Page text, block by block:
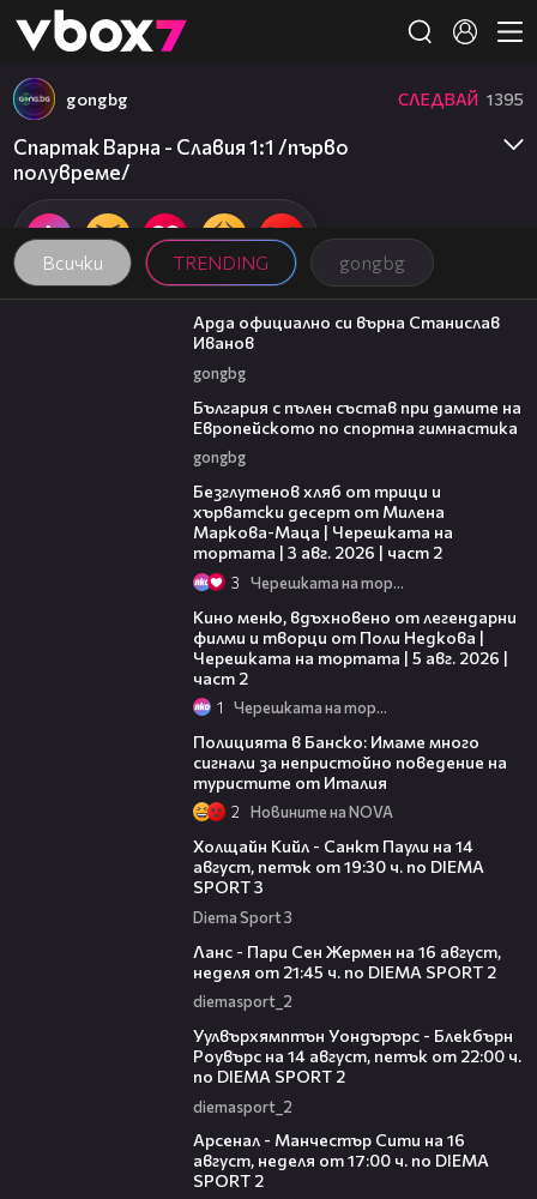
👾
Всички TRENDING gongbg
gongbg СЛЕДВАЙ 1395
Спартак Варна - Славия 1:1 /първо
полувреме/
00:19
Арда официално си върна Станислав
Иванов
gongbg
България с пълен състав при дамите на
Европейското по спортна гимнастика
gongbg
Безглутенов хляб от трици и
хърватски десерт от Милена
Маркова-Маца | Черешката на
тортата | 3 авг. 2026 | част 2
3 Черешката на тортата
Кино меню, вдъхновено от легендарни
филми и творци от Поли Недкова |
Черешката на тортата | 5 авг. 2026 |
част 2
1 Черешката на тортата
Полицията в Банско: Имаме много
сигнали за непристойно поведение на
туристите от Италия
2 Новините на NOVA
Холщайн Кийл - Санкт Паули на 14
август, петък от 19:30 ч. по DIEMA
SPORT 3
Diema Sport 3
Ланс - Пари Сен Жермен на 16 август,
неделя от 21:45 ч. по DIEMA SPORT 2
diemasport_2
Уулвърхямптън Уондърърс - Блекбърн
Роувърс на 14 август, петък от 22:00 ч.
по DIEMA SPORT 2
diemasport_2
Арсенал - Манчестър Сити на 16
август, неделя от 17:00 ч. по DIEMA
SPORT 2